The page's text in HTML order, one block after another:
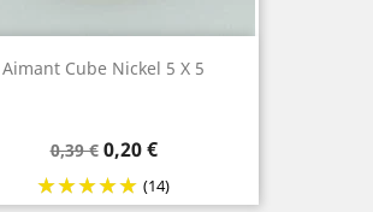
Aimant Cube Nickel 5 X 5
Prix
de
base
0,39 € Prix
0,20 €
(14)